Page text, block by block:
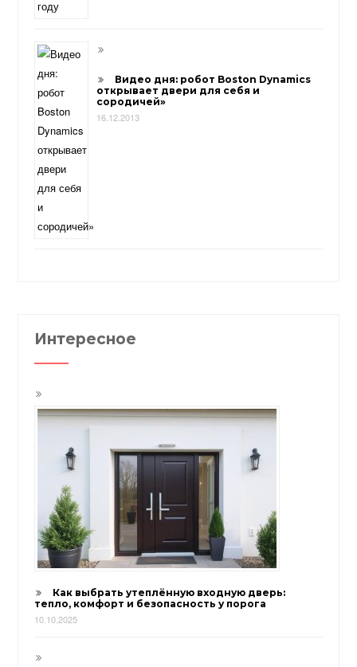
Видео дня: робот Boston Dynamics
открывает двери для себя и
сородичей»
16.12.2013
Интересное
Как выбрать утеплённую входную дверь:
тепло, комфорт и безопасность у порога
10.10.2025